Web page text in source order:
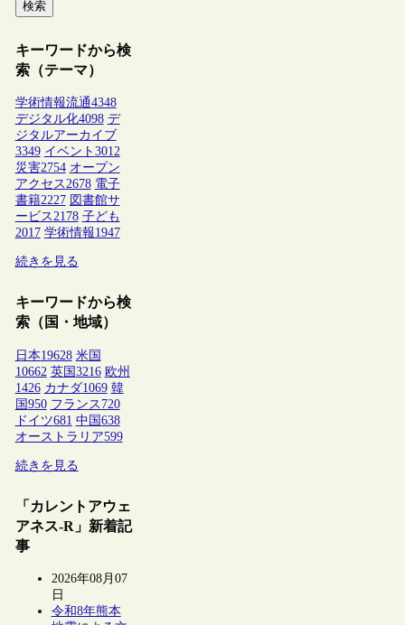
検索
キーワードから検
索（テーマ）
学術情報流通4348
デジタル化4098 デ
ジタルアーカイブ
3349 イベント 3012
災害2754 オープン
アクセス2678 電子
書籍2227 図書館サ
ービス2178 子ども
2017 学術情報1947
続きを見る
キーワードから検
索（国・地域）
日本19628 米国
10662 英国3216 欧州
1426 カナダ1069 韓
国950 フランス 720
ドイツ681 中国638
オーストラリア599
続きを見る
「カレントアウェ
アネス-R」新着記
事
2026年08月07
日
令和8年熊本